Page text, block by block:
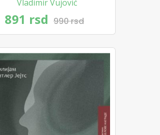
Vladimir Vujović
891 rsd 990 rsd